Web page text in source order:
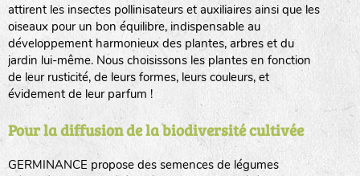
attirent les insectes pollinisateurs et auxiliaires ainsi que les
oiseaux pour un bon équilibre, indispensable au
développement harmonieux des plantes, arbres et du
jardin lui-même. Nous choisissons les plantes en fonction
de leur rusticité, de leurs formes, leurs couleurs, et
évidement de leur parfum !
Pour la diffusion de la biodiversité cultivée
GERMINANCE propose des semences de légumes